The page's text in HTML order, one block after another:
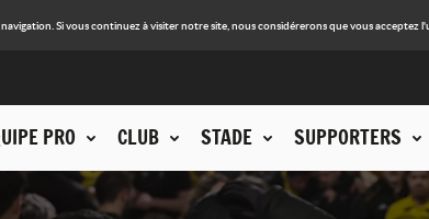
Si vous continuez à visiter notre site, nous considérerons que vous acceptez
PRO CLUB STADE SUPPORTERS